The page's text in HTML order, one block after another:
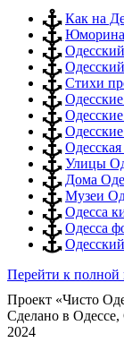
Как на
Юморина
Стихи
Улицы
Дома
Музеи
Одесса
Одесса
Перейти к полной
Проект «Чисто
Сделано в
2024